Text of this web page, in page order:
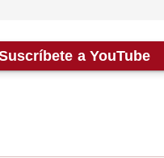
a YouTube